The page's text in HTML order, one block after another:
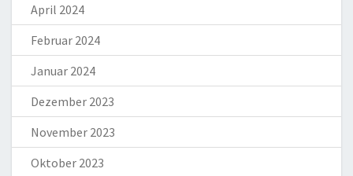
April 2024
Februar 2024
Januar 2024
Dezember 2023
November 2023
Oktober 2023